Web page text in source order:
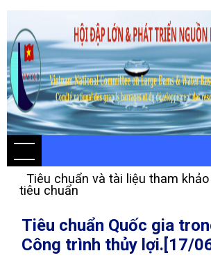
Tiêu chuẩn và tài liệu tham khảo
tiêu chuẩn
Tiêu chuẩn Quốc gia
Công trình thủy lợi.[17/